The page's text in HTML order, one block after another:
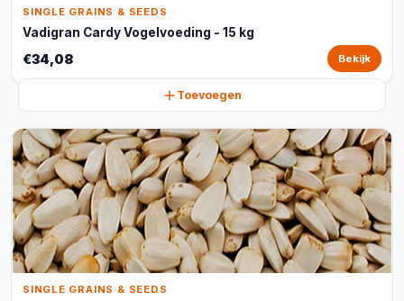
SINGLE GRAINS & SEEDS
Vadigran Cardy Vogelvoeding - 15 kg
€34,08 Bekijk
Toevoegen
SINGLE GRAINS & SEEDS